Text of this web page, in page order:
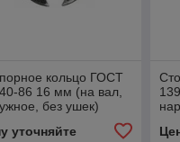
кольцо ГОСТ
86 16 мм (на вал,
без ушек)
уточняйте